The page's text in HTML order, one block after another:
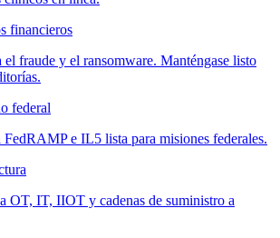
financieros
el fraude y el ransomware. Manténgase listo
federal
FedRAMP e IL5 lista para misiones federales.
OT, IT, IIOT y cadenas de suministro a